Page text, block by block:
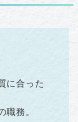
に合った
職務。